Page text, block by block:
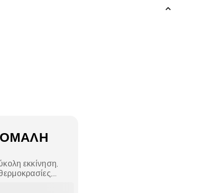
ΟΜΑΛΉ
εκκίνηση,